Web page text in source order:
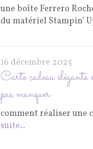
une boîte Ferrero
du matériel Stampin’
16 décembre 2025
Carte cadeau
pas manquer
comment réaliser une
suite..